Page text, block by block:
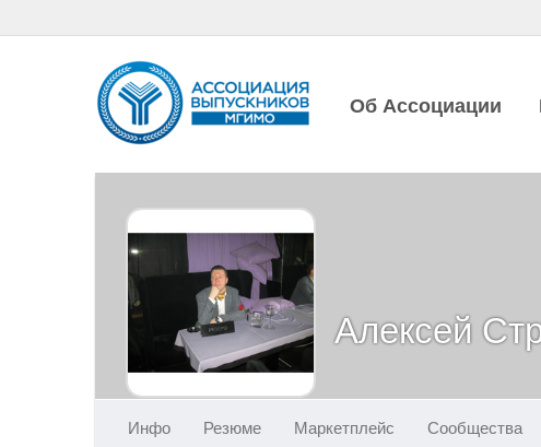
Об Ассоциации
Алексей
Инфо Резюме Маркетплейс Сообщества